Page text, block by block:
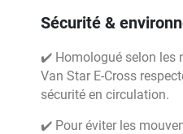
Sécurité &
✔️ Homologué selon les
Van Star E-Cross
sécurité en circulation.
✔️ Pour éviter les